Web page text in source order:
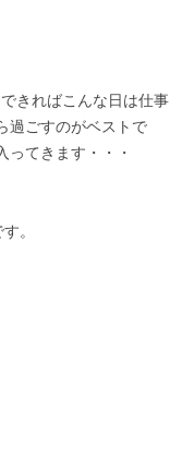
きればこんな日は仕事
過ごすのがベストで
てきます・・・
。